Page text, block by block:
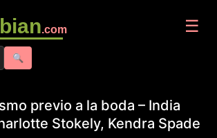
.com ☰
🔍
previo a la boda – India
Stokely, Kendra Spade